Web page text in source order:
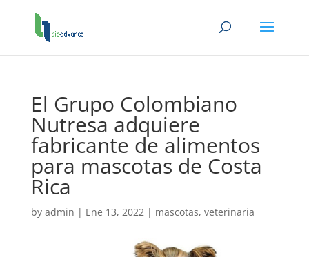
El Grupo Colombiano
Nutresa adquiere
fabricante de alimentos
para mascotas de Costa
Rica
by admin | Ene 13, 2022| mascotas, veterinaria